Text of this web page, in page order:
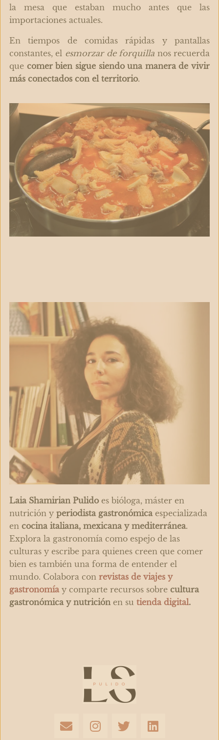
la mesa que estaban mucho antes que las
importaciones actuales.
En tiempos de comidas rápidas y pantallas
constantes, el esmorzar de forquilla nos recuerda
que comer bien sigue siendo una manera de vivir
más conectados con el territorio.
Laia Shamirian Pulidoes bióloga, máster en
nutrición y periodista gastronómicaespecializada
en cocina italiana, mexicana y mediterránea.
Explora la gastronomía como espejo de las
culturas y escribe para quienes creen que comer
bien es también una forma de entender el
mundo. Colabora con revistas de viajes y
gastronomíay comparte recursos sobre cultura
gastronómica y nutriciónen su tienda digital.
E
n
I
n
T
w
L
i